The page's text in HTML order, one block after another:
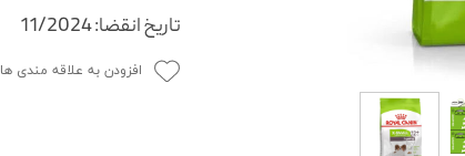
تاریخ انقضا: 11/2024
افزودن به علاقه مندی ها